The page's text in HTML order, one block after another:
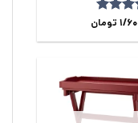
5 از 1/ تومان